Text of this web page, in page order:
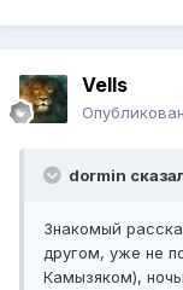
Vells
dormin
Знакомый
другом, уже не
Камызяком),